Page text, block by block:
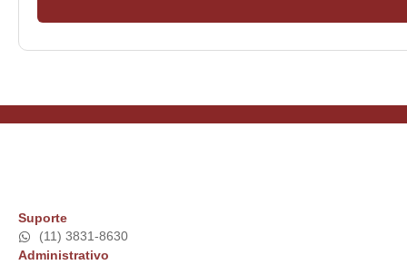
Suporte
(11) 3831-8630
Administrativo